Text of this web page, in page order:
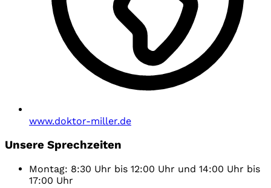
www.doktor-miller.de
Unsere Sprechzeiten
Montag: 8:30 Uhr bis 12:00 Uhr und 14:00 Uhr bis
17:00 Uhr